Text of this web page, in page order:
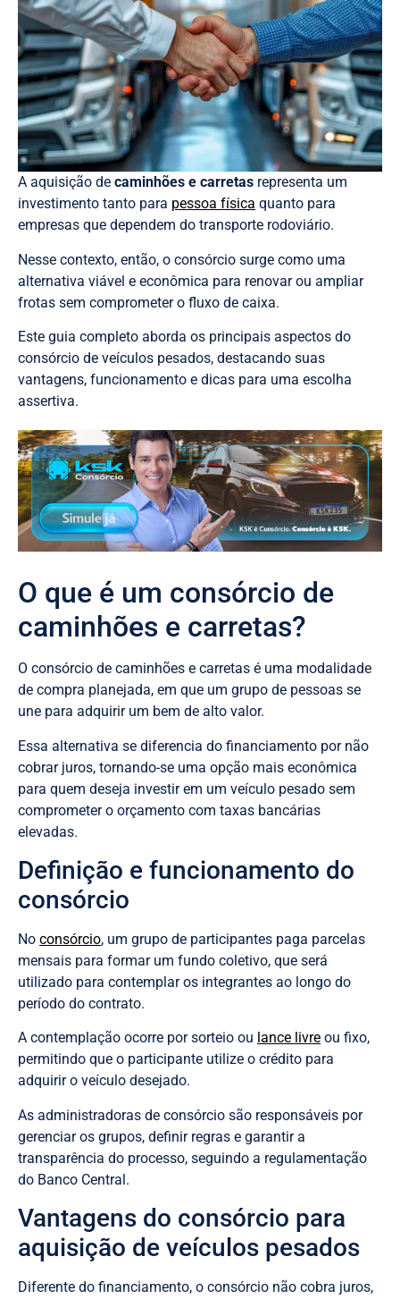
A aquisição de caminhões e carretas representa um
investimento tanto para pessoa física quanto para
empresas que dependem do transporte rodoviário.
Nesse contexto, então, o consórcio surge como uma
alternativa viável e econômica para renovar ou ampliar
frotas sem comprometer o fluxo de caixa.
Este guia completo aborda os principais aspectos do
consórcio de veículos pesados, destacando suas
vantagens, funcionamento e dicas para uma escolha
assertiva.
O que é um consórcio de
caminhões e carretas?
O consórcio de caminhões e carretas é uma modalidade
de compra planejada, em que um grupo de pessoas se
une para adquirir um bem de alto valor.
Essa alternativa se diferencia do financiamento por não
cobrar juros, tornando-se uma opção mais econômica
para quem deseja investir em um veículo pesado sem
comprometer o orçamento com taxas bancárias
elevadas.
Definição e funcionamento do
consórcio
No consórcio, um grupo de participantes paga parcelas
mensais para formar um fundo coletivo, que será
utilizado para contemplar os integrantes ao longo do
período do contrato.
A contemplação ocorre por sorteio ou lance livre ou fixo,
permitindo que o participante utilize o crédito para
adquirir o veículo desejado.
As administradoras de consórcio são responsáveis por
gerenciar os grupos, definir regras e garantir a
transparência do processo, seguindo a regulamentação
do Banco Central.
Vantagens do consórcio para
aquisição de veículos pesados
Diferente do financiamento, o consórcio não cobra juros,